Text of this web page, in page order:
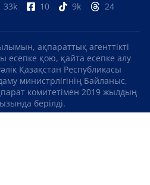
33k 10 9k 24
ақпараттық агенттікті
есепке қою, қайта есепке алу
Қазақстан Республикасы
министрлігінің Байланыс,
комитетімен 2019 жылдың
берілді.